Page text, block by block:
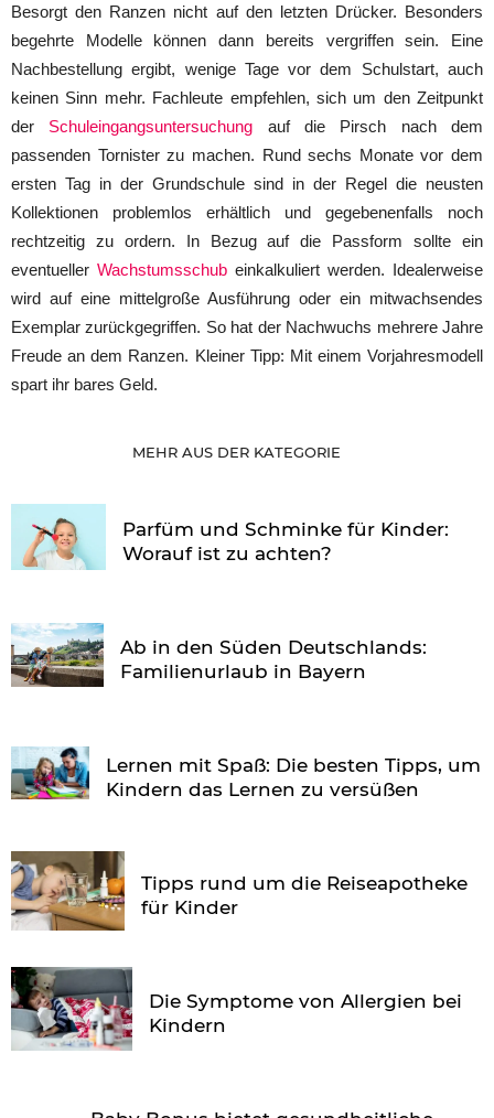
Besorgt den Ranzen nicht auf den letzten Drücker. Besonders
begehrte Modelle können dann bereits vergriffen sein. Eine
Nachbestellung ergibt, wenige Tage vor dem Schulstart, auch
keinen Sinn mehr. Fachleute empfehlen, sich um den Zeitpunkt
der Schuleingangsuntersuchung auf die Pirsch nach dem
passenden Tornister zu machen. Rund sechs Monate vor dem
ersten Tag in der Grundschule sind in der Regel die neusten
Kollektionen problemlos erhältlich und gegebenenfalls noch
rechtzeitig zu ordern. In Bezug auf die Passform sollte ein
eventueller Wachstumsschub einkalkuliert werden. Idealerweise
wird auf eine mittelgroße Ausführung oder ein mitwachsendes
Exemplar zurückgegriffen. So hat der Nachwuchs mehrere Jahre
Freude an dem Ranzen. Kleiner Tipp: Mit einem Vorjahresmodell
spart ihr bares Geld.
MEHR AUS DER KATEGORIE
Parfüm und Schminke für Kinder:
Worauf ist zu achten?
Ab in den Süden Deutschlands:
Familienurlaub in Bayern
Lernen mit Spaß: Die besten Tipps, um
Kindern das Lernen zu versüßen
Tipps rund um die Reiseapotheke
für Kinder
Die Symptome von Allergien bei
Kindern